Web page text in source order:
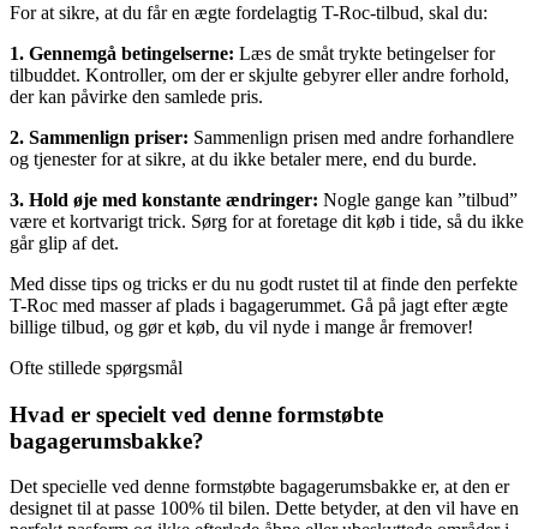
For at sikre, at du får en ægte fordelagtig T-Roc-tilbud, skal du:
1. Gennemgå betingelserne: Læs de småt trykte betingelser for
tilbuddet. Kontroller, om der er skjulte gebyrer eller andre forhold,
der kan påvirke den samlede pris.
2. Sammenlign priser: Sammenlign prisen med andre forhandlere
og tjenester for at sikre, at du ikke betaler mere, end du burde.
3. Hold øje med konstante ændringer: Nogle gange kan ”tilbud”
være et kortvarigt trick. Sørg for at foretage dit køb i tide, så du ikke
går glip af det.
Med disse tips og tricks er du nu godt rustet til at finde den perfekte
T-Roc med masser af plads i bagagerummet. Gå på jagt efter ægte
billige tilbud, og gør et køb, du vil nyde i mange år fremover!
Ofte stillede spørgsmål
Hvad er specielt ved denne formstøbte
bagagerumsbakke?
Det specielle ved denne formstøbte bagagerumsbakke er, at den er
designet til at passe 100% til bilen. Dette betyder, at den vil have en